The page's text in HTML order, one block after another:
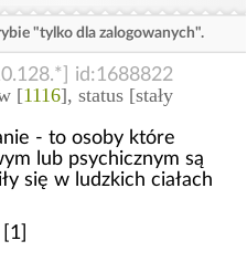
"tylko dla zalogowanych".
id:1688822
[1116], status [stały
- to osoby które
lub psychicznym są
się w ludzkich ciałach